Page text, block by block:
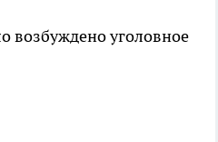
возбуждено уголовное